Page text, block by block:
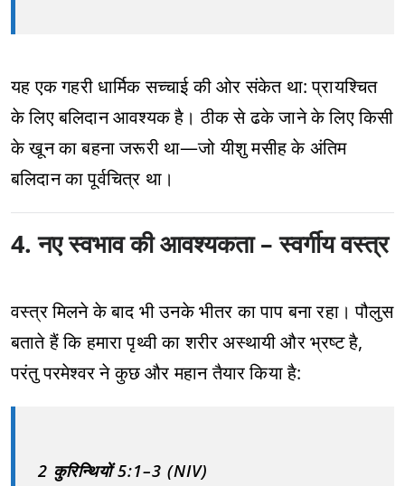
यह एक गहरी धार्मिक सच्चाई की ओर संकेत था: प्रायश्चित
के लिए बलिदान आवश्यक है। ठीक से ढके जाने के लिए किसी
के खून का बहना जरूरी था—जो यीशु मसीह के अंतिम
बलिदान का पूर्वचित्र था।
4. नए स्वभाव की आवश्यकता – स्वर्गीय वस्त्र
वस्त्र मिलने के बाद भी उनके भीतर का पाप बना रहा। पौलुस
बताते हैं कि हमारा पृथ्वी का शरीर अस्थायी और भ्रष्ट है,
परंतु परमेश्वर ने कुछ और महान तैयार किया है:
2 कुरिन्थियों 5:1–3 (NIV)